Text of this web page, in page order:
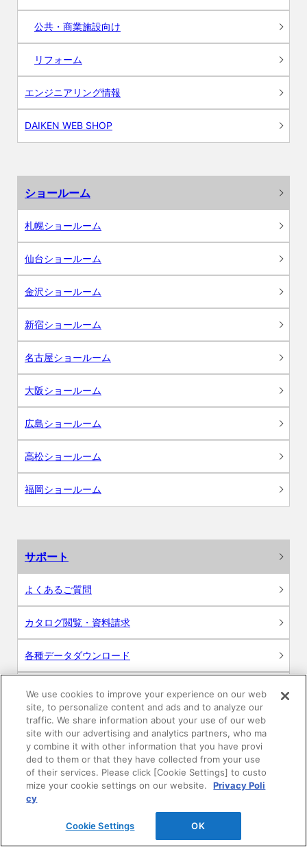
公共・商業施設向け
リフォーム
エンジニアリング情報
DAIKEN WEB SHOP
ショールーム
札幌ショールーム
仙台ショールーム
金沢ショールーム
新宿ショールーム
名古屋ショールーム
大阪ショールーム
広島ショールーム
高松ショールーム
福岡ショールーム
サポート
よくあるご質問
カタログ閲覧・資料請求
各種データダウンロード
WEB見積・各種シミュレーション
交換用部品の購入
修理・点検
お問い合わせ
We use cookies to improve your experience on our web
site, to personalize content and ads and to analyze our
traffic. We share information about your use of our web
site with our advertising and analytics partners, who ma
y combine it with other information that you have provi
ded to them or that they have collected from your use
of their services. Please click [Cookie Settings] to custo
mize your cookie settings on our website.
Privacy Poli
cy
Cookie Settings OK